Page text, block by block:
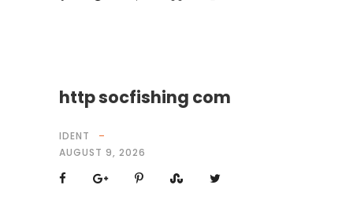
http socfishing com
IDENT
AUGUST 9, 2026